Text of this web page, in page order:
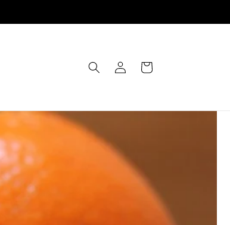
EinloggenWarenkorb